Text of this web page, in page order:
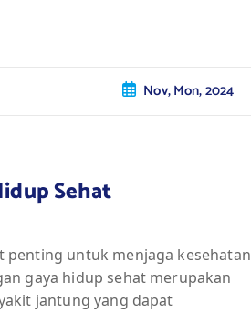
Nov, Mon, 2024
Sehat
penting untuk menjaga kesehatan
gaya hidup sehat merupakan
jantung yang dapat